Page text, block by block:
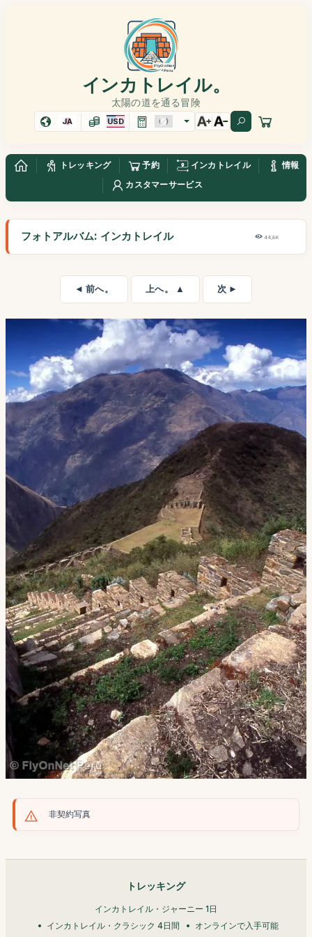
インカトレイル。
太陽の道を通る冒険
JA USD
トレッキング 予約 インカトレイル
情報
カスタマーサービス
フォトアルバム: インカトレイル 44,8K
◄ 前へ。 上へ。 ▲ 次 ►
非契約写真
トレッキング
インカトレイル・ジャーニー 1日
インカトレイル・クラシック 4日間
オンラインで入手可能